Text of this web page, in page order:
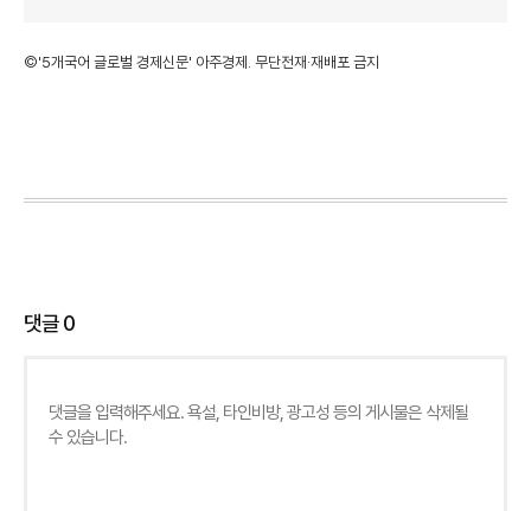
©'5개국어 글로벌 경제신문' 아주경제. 무단전재·재배포 금지
댓글0